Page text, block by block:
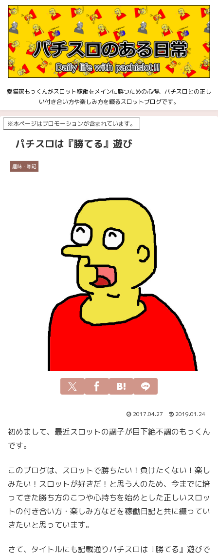
愛猫家もっくんがスロット稼働をメインに勝つための心得、パチスロとの正し
い付き合い方や楽しみ方を綴るスロットブログです。
※本ページはプロモーションが含まれています。
パチスロは『勝てる』遊び
趣味・雑記
2017.04.27 2019.01.24
初めまして、最近スロットの調子が目下絶不調のもっくん
です。
このブログは、スロットで勝ちたい！負けたくない！楽し
みたい！スロットが好きだ！と思う人のため、今までに培
ってきた勝ち方のこつや心持ちを始めとした正しいスロッ
トの付き合い方・楽しみ方などを稼働日記と共に綴ってい
きたいと思っています。
さて、タイトルにも記載通りパチスロは『勝てる』遊びで